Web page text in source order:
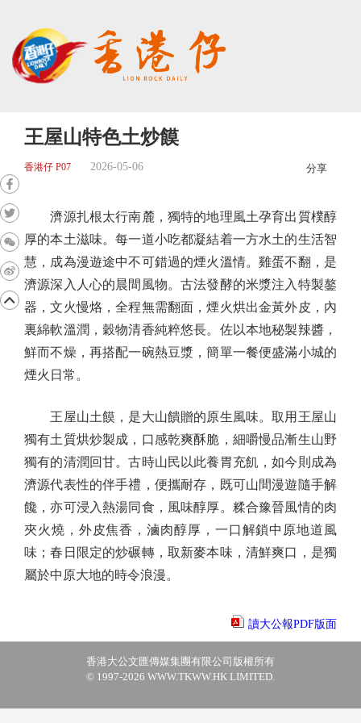
王屋山特色土炒饃
香港仔 P07 2026-05-06 分享
濟源扎根太行南麓，獨特的地理風土孕育出質樸醇
厚的本土滋味。每一道小吃都凝結着一方水土的生活智
慧，成為漫遊途中不可錯過的煙火溫情。雞蛋不翻，是
濟源深入人心的晨間風物。古法發酵的米漿注入特製鏊
器，文火慢烙，全程無需翻面，煙火烘出金黃外皮，內
裏綿軟溫潤，穀物清香純粹悠長。佐以本地秘製辣醬，
鮮而不燥，再搭配一碗熱豆漿，簡單一餐便盛滿小城的
煙火日常。
王屋山土饃，是大山饋贈的原生風味。取用王屋山
獨有土質烘炒製成，口感乾爽酥脆，細嚼慢品漸生山野
獨有的清潤回甘。古時山民以此養胃充飢，如今則成為
濟源代表性的伴手禮，便攜耐存，既可山間漫遊隨手解
饞，亦可浸入熱湯同食，風味醇厚。糅合豫晉風情的肉
夾火燒，外皮焦香，滷肉醇厚，一口解鎖中原地道風
味；春日限定的炒碾轉，取新麥本味，清鮮爽口，是獨
屬於中原大地的時令浪漫。
讀大公報PDF版面
香港大公文匯傳媒集團有限公司版權所有
© 1997-2026 WWW.TKWW.HK LIMITED.